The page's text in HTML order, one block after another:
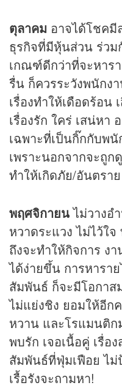
ตุลาคม อาจได้โชคมี
ธุรกิจที่มีหุ้นส่วน ร่ว
เกณฑ์ดีกว่าที่จะหาร
รื่น ก็ควรระวังพนักง
เรื่องทำให้เดือดร้อน
เรื่องรัก ใคร่ เสน่หา
เฉพาะที่เป็นกิ๊กกับพ
เพราะนอกจากจะถูก
ทำให้เกิดภัย/อันตราย
พฤศจิกายนไม่วางอ
หวาดระแวง ไม่ไว้
ถึงจะทำให้กิจการ ง
ได้ง่ายขึ้น การหารา
สัมพันธ์ ก็จะมีโอกาส
ไม่แย่งชิง ยอมให้อีก
หวาน และโรแมนติ
พบรัก เจอเนื้อคู่ เรื่อ
สัมพันธ์ที่ฟุ่มเฟือย ไม่
เรื้อรังจะถามหา!